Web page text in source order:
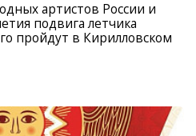
артистов России и
подвига летчика
пройдут в Кирилловском